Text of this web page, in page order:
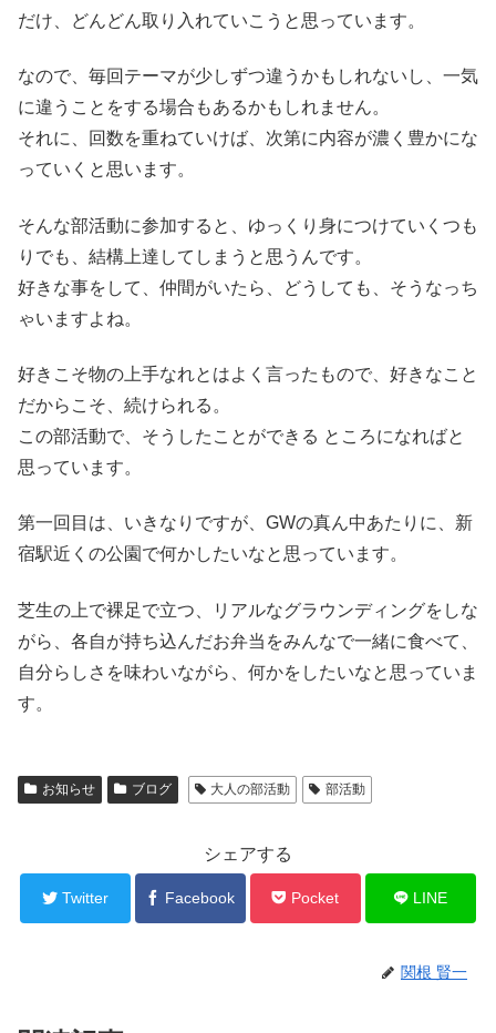
だけ、どんどん取り入れていこうと思っています。
なので、毎回テーマが少しずつ違うかもしれないし、一気
に違うことをする場合もあるかもしれません。
それに、回数を重ねていけば、次第に内容が濃く豊かにな
っていくと思います。
そんな部活動に参加すると、ゆっくり身につけていくつも
りでも、結構上達してしまうと思うんです。
好きな事をして、仲間がいたら、どうしても、そうなっち
ゃいますよね。
好きこそ物の上手なれとはよく言ったもので、好きなこと
だからこそ、続けられる。
この部活動で、そうしたことができる ところになればと
思っています。
第一回目は、いきなりですが、GWの真ん中あたりに、新
宿駅近くの公園で何かしたいなと思っています。
芝生の上で裸足で立つ、リアルなグラウンディングをしな
がら、各自が持ち込んだお弁当をみんなで一緒に食べて、
自分らしさを味わいながら、何かをしたいなと思っていま
す。
お知らせ ブログ 大人の部活動 部活動
シェアする
Twitter Facebook Pocket LINE
関根 賢一